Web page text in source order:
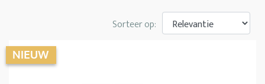
Sorteer op: